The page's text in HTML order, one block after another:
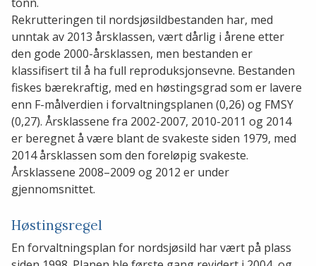
Rekrutteringen til nordsjøsildbestanden har, med
unntak av 2013 årsklassen, vært dårlig i årene etter
den gode 2000-årsklassen, men bestanden er
klassifisert til å ha full reproduksjonsevne. Bestanden
fiskes bærekraftig, med en høstingsgrad som er lavere
enn F-målverdien i forvaltningsplanen (0,26) og FMSY
(0,27). Årsklassene fra 2002-2007, 2010-2011 og 2014
er beregnet å være blant de svakeste siden 1979, med
2014 årsklassen som den foreløpig svakeste.
Årsklassene 2008–2009 og 2012 er under
gjennomsnittet.
Høstingsregel
En forvaltningsplan for nordsjøsild har vært på plass